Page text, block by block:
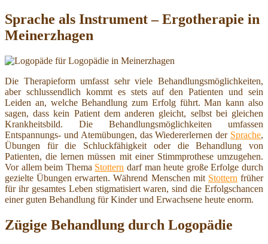
Sprache als Instrument – Ergotherapie in
Meinerzhagen
Die Therapieform umfasst sehr viele Behandlungsmöglichkeiten,
aber schlussendlich kommt es stets auf den Patienten und sein
Leiden an, welche Behandlung zum Erfolg führt. Man kann also
sagen, dass kein Patient dem anderen gleicht, selbst bei gleichen
Krankheitsbild. Die Behandlungsmöglichkeiten umfassen
Entspannungs- und Atemübungen, das Wiedererlernen der Sprache,
Übungen für die Schluckfähigkeit oder die Behandlung von
Patienten, die lernen müssen mit einer Stimmprothese umzugehen.
Vor allem beim Thema Stottern darf man heute große Erfolge durch
gezielte Übungen erwarten. Während Menschen mit Stottern früher
für ihr gesamtes Leben stigmatisiert waren, sind die Erfolgschancen
einer guten Behandlung für Kinder und Erwachsene heute enorm.
Zügige Behandlung durch Logopädie